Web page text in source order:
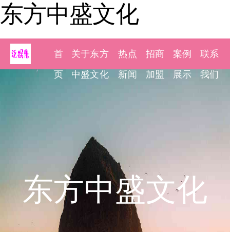
东方中盛文化
首
页
关于东方
中盛文化
热点
新闻
招商
加盟
案例
展示
联系
我们
东方中盛文化